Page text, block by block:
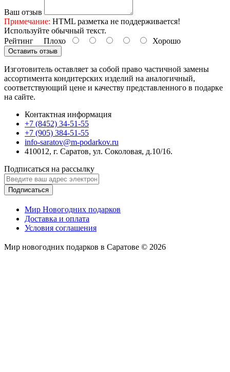
Ваш отзыв
Примечание: HTML разметка не поддерживается!
Используйте обычный текст.
Рейтинг Плохо Хорошо
Оставить отзыв
Изготовитель оставляет за собой право частичной замены
ассортимента кондитерских изделий на аналогичный,
соответствующий цене и качеству представленного в подарке
на сайте.
Контактная информация
+7 (8452) 34-51-55
+7 (905) 384-51-55
info-saratov@m-podarkov.ru
410012, г. Саратов, ул. Соколовая, д.10/16.
Подписаться на рассылку
Подписаться
Мир Новогодних подарков
Доставка и оплата
Условия соглашения
Мир новогодних подарков в Саратове © 2026